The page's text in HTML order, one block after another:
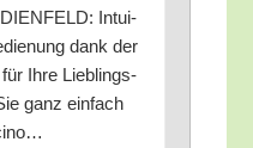
Intui­
dank der
Ihre Lieb­lings­
ganz ein­fach